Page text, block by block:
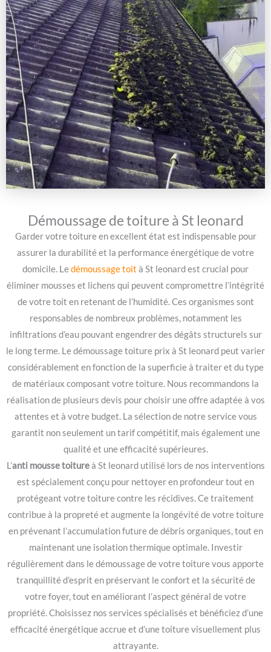
Démoussage de toiture à St leonard
Garder votre toiture en excellent état est indispensable pour
assurer la durabilité et la performance énergétique de votre
domicile. Ledémoussage toit à St leonard est crucial pour
éliminer mousses et lichens qui peuvent compromettre l’intégrité
de votre toit en retenant de l’humidité. Ces organismes sont
responsables de nombreux problèmes, notamment les
infiltrations d’eau pouvant engendrer des dégâts structurels sur
le long terme. Le démoussage toiture prix à St leonard peut varier
considérablement en fonction de la superficie à traiter et du type
de matériaux composant votre toiture. Nous recommandons la
réalisation de plusieurs devis pour choisir une offre adaptée à vos
attentes et à votre budget. La sélection de notre service vous
garantit non seulement un tarif compétitif, mais également une
qualité et une efficacité supérieures.
L’anti mousse toitureà St leonard utilisé lors de nos interventions
est spécialement conçu pour nettoyer en profondeur tout en
protégeant votre toiture contre les récidives. Ce traitement
contribue à la propreté et augmente la longévité de votre toiture
en prévenant l’accumulation future de débris organiques, tout en
maintenant une isolation thermique optimale. Investir
régulièrement dans le démoussage de votre toiture vous apporte
tranquillité d’esprit en préservant le confort et la sécurité de
votre foyer, tout en améliorant l’aspect général de votre
propriété. Choisissez nos services spécialisés et bénéficiez d’une
efficacité énergétique accrue et d’une toiture visuellement plus
attrayante.